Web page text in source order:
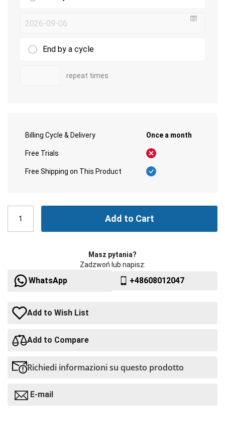
End by a cycle
repeat times
Billing Cycle & Delivery Once a month
Free Trials
Free Shipping on This Product
Add to Cart
Masz pytania?
Zadzwoń lub napisz:
WhatsApp +48608012047
Add to Wish List
Add to Compare
Richiedi informazioni su questo prodotto
E-mail